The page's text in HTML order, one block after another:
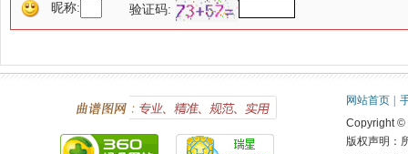
昵称: 验证码:
网站首页
Copyright ©
版权声明：